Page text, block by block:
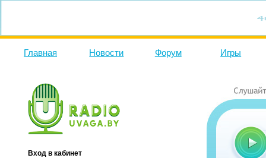
Главная Новости Форум Игры
Вход в кабинет